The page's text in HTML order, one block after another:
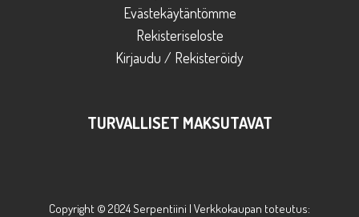
Evästekäytäntömme
Rekisteriseloste
Kirjaudu / Rekisteröidy
TURVALLISET MAKSUTAVAT
Copyright © 2024 Serpentiini | Verkkokaupan toteutus: